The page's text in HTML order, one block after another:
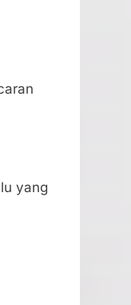
yang